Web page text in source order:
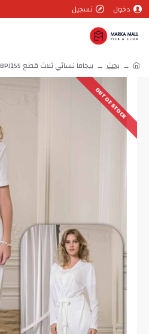
دخول تسجيل
بحث بيجاما نسائي ثلاث قطع YNC-BPJ155
OUT OF STOCK